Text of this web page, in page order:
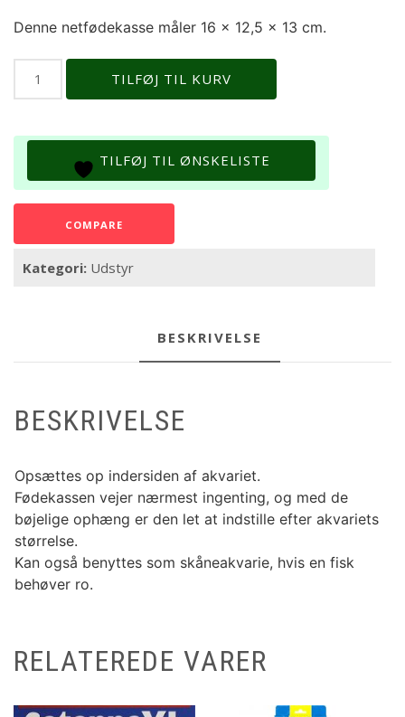
Denne netfødekasse måler 16 x 12,5 x 13 cm.
Fødekasse
antal
TILFØJ TIL KURV
TILFØJ TIL ØNSKELISTE
COMPARE
Kategori: Udstyr
BESKRIVELSE
BESKRIVELSE
Opsættes op indersiden af akvariet.
Fødekassen vejer nærmest ingenting, og med de
bøjelige ophæng er den let at indstille efter akvariets
størrelse.
Kan også benyttes som skåneakvarie, hvis en fisk
behøver ro.
RELATEREDE VARER